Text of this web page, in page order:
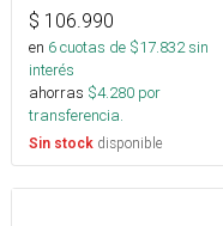
$ 106.990
en 6cuotas de $17.832sin
interés
ahorras $4.280 por
transferencia.
Sin stock disponible